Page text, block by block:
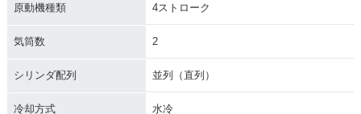
原動機種類 4ストローク
気筒数 2
シリンダ配列 並列（直列）
冷却方式 水冷